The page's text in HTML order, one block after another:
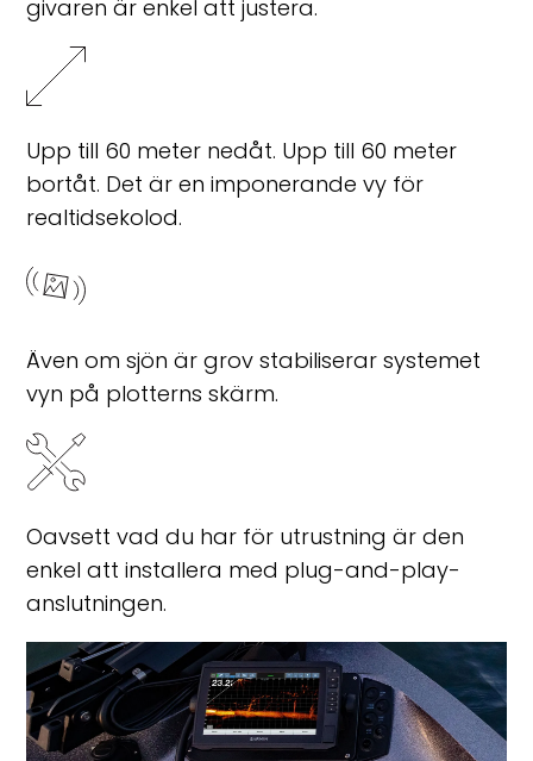
givaren är enkel att justera.
Upp till 60 meter nedåt. Upp till 60 meter
bortåt. Det är en imponerande vy för
realtidsekolod.
Även om sjön är grov stabiliserar systemet
vyn på plotterns skärm.
Oavsett vad du har för utrustning är den
enkel att installera med plug-and-play-
anslutningen.